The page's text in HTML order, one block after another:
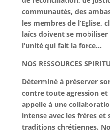
communautés, des
les membres de l’Eglise,
laïcs doivent se
l’unité qui fait la force…
NOS RESSOURCES
Déterminé à préserver
contre toute agression et
appelle à une
intense avec les frères
traditions chrétiennes.